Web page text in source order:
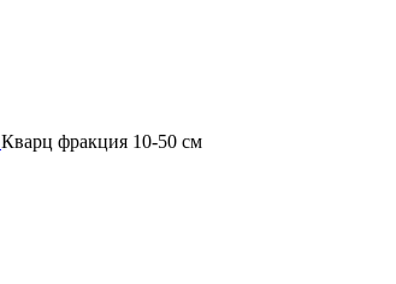
Кварц фракция 10-50 см